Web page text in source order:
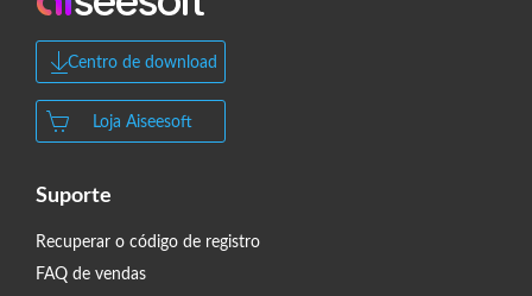
Centro de download
Loja Aiseesoft
Suporte
Recuperar o código de registro
FAQ de vendas